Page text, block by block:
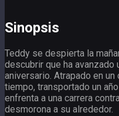
Sinopsis
Teddy se despierta la
descubrir que ha avanzado
aniversario. Atrapado en
tiempo, transportado un
enfrenta a una carrera
desmorona a su alrededor.